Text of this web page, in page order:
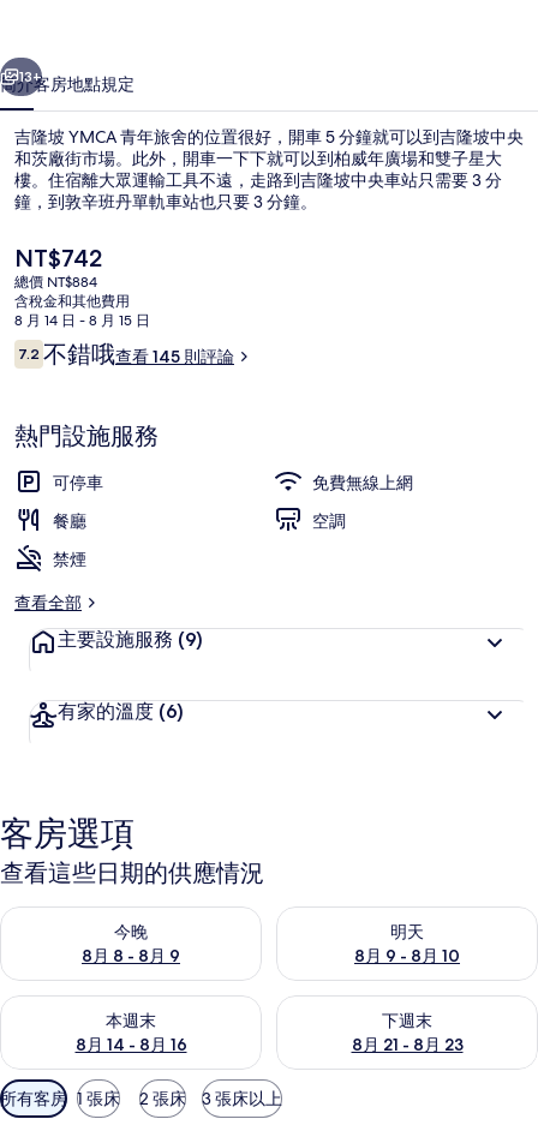
舍
的
相
片
個 下一個
13+
簡介客房地點規定
吉隆坡 YMCA 青年旅舍的位置很好，開車 5 分鐘就可以到吉隆坡中央
和茨廠街市場。此外，開車一下下就可以到柏威年廣場和雙子星大
樓。住宿離大眾運輸工具不遠，走路到吉隆坡中央車站只需要 3 分
鐘，到敦辛班丹單軌車站也只要 3 分鐘。
目
前
的
價
格
是
NT$742
總價 NT$884
含稅金和其他費用
8 月 14 日 - 8 月 15 日
評
論
7.27.2 分，滿分 10 分，
不錯哦查看 145 則評論
熱門設施服務
可停車
免費無線上網
餐廳
空調
禁煙
查看全部
主要設施服務 (9)
有家的溫度 (6)
客房選項
查看這些日期的供應情況
今晚
8月 8 - 8月 9
查看今晚 (8月 8 - 8月 9) 的供應情況
明天
8月 9 - 8月 10
查看明天 (8月 9 - 8月 10) 的供
本週末
8月 14 - 8月 16
查看本週末 (8月 14 - 8月 16) 的供應情況
下週末
8月 21 - 8月 23
查看下週末 (8月 21 - 8月 23)
可
用
所有客房 1 張床 2 張床 3 張床以上